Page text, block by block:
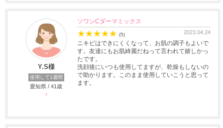
Y.S様
使用して1週間
愛知県 / 41歳
♀
ソワンCダーマミックス
★★★★★ (5) 2023.04.24
ニキビはできにくくなって、お肌の調子もよいで
す。友達にもお肌綺麗だねって言われて嬉しかっ
たです。
洗顔後にいつも使用してますが、乾燥もしないの
で助かります。このまま使用していこうと思って
ます。